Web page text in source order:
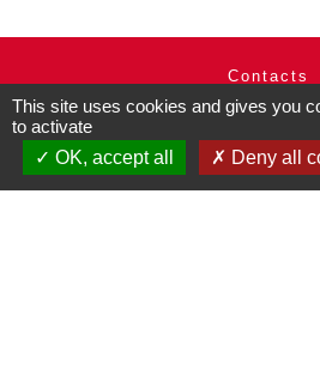
Contacts
Commune de
27130 Pullay -
+33 2 32 32 18
This site uses cookies and gives you
to activate
OK, accept all
Deny all